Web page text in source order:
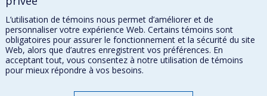
À propos
Confidentialité
Paramètres des témoins
L’utilisation de témoins nous permet d’améliorer et de
personnaliser votre expérience Web. Certains témoins sont
obligatoires pour assurer le fonctionnement et la sécurité du site
Web, alors que d’autres enregistrent vos préférences. En
acceptant tout, vous consentez à notre utilisation de témoins
pour mieux répondre à vos besoins.